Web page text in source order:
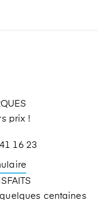
prix !
16 23
centaines